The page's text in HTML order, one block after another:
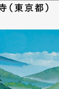
（東京都）